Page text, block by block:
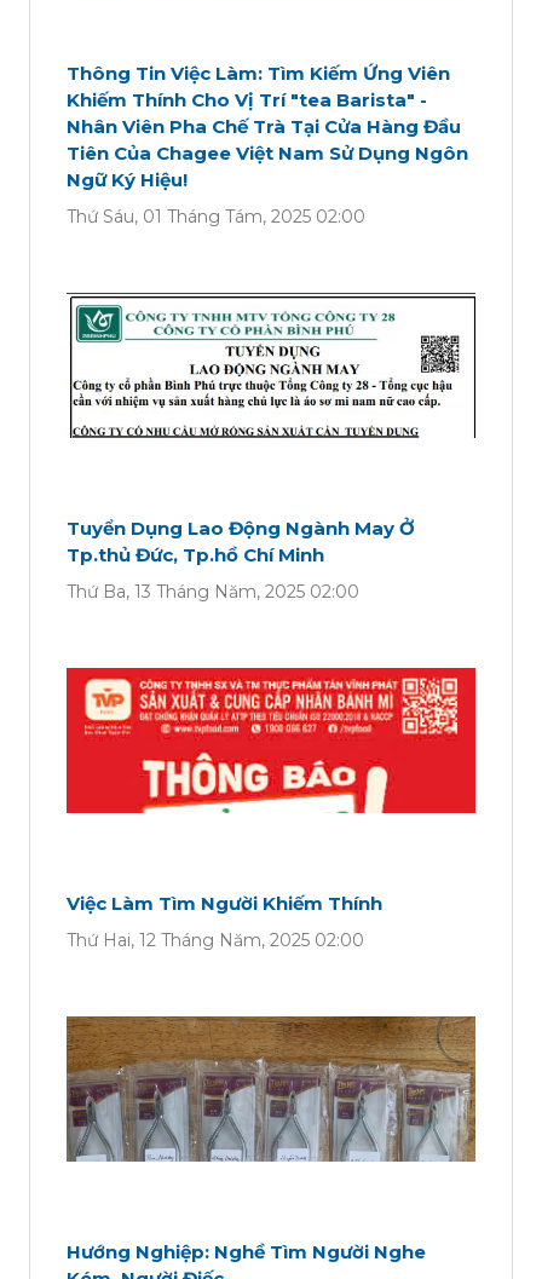
Thông Tin Việc Làm: Tìm Kiếm Ứng Viên
Khiếm Thính Cho Vị Trí "tea Barista" -
Nhân Viên Pha Chế Trà Tại Cửa Hàng Đầu
Tiên Của Chagee Việt Nam Sử Dụng Ngôn
Ngữ Ký Hiệu!
Thứ Sáu, 01 Tháng Tám, 2025 02:00
Tuyển Dụng Lao Động Ngành May Ở
Tp.thủ Đức, Tp.hồ Chí Minh
Thứ Ba, 13 Tháng Năm, 2025 02:00
Việc Làm Tìm Người Khiếm Thính
Thứ Hai, 12 Tháng Năm, 2025 02:00
Hướng Nghiệp: Nghề Tìm Người Nghe